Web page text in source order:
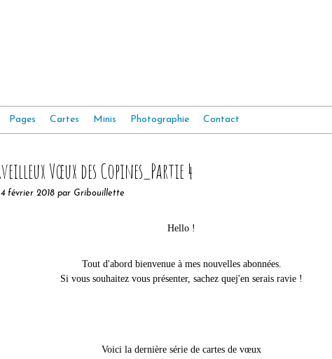
Pages Cartes Minis Photographie Contact
Vœux des Copines_Partie 4
4 février 2018 par Gribouillette
Hello !
Tout d'abord bienvenue à mes nouvelles abonnées.
Si vous souhaitez vous présenter, sachez quej'en serais ravie !
Voici la dernière série de cartes de vœux